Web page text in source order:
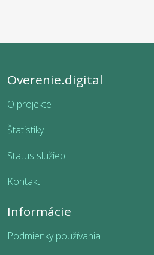
Overenie.digital
O projekte
Štatistiky
Status služieb
Kontakt
Informácie
Podmienky používania